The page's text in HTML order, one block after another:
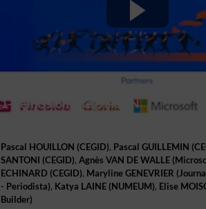
1- L'émission intégrale EN
Pascal HOUILLON (CEGID) Pascal GUILLEMIN (
SANTONI (CEGID) Agnès VAN DE WALLE (
ECHINARD (CEGID) MarylineGENEVRIER (
- Periodista) Katya LAINE (NUMEUM) Elise
Builder)